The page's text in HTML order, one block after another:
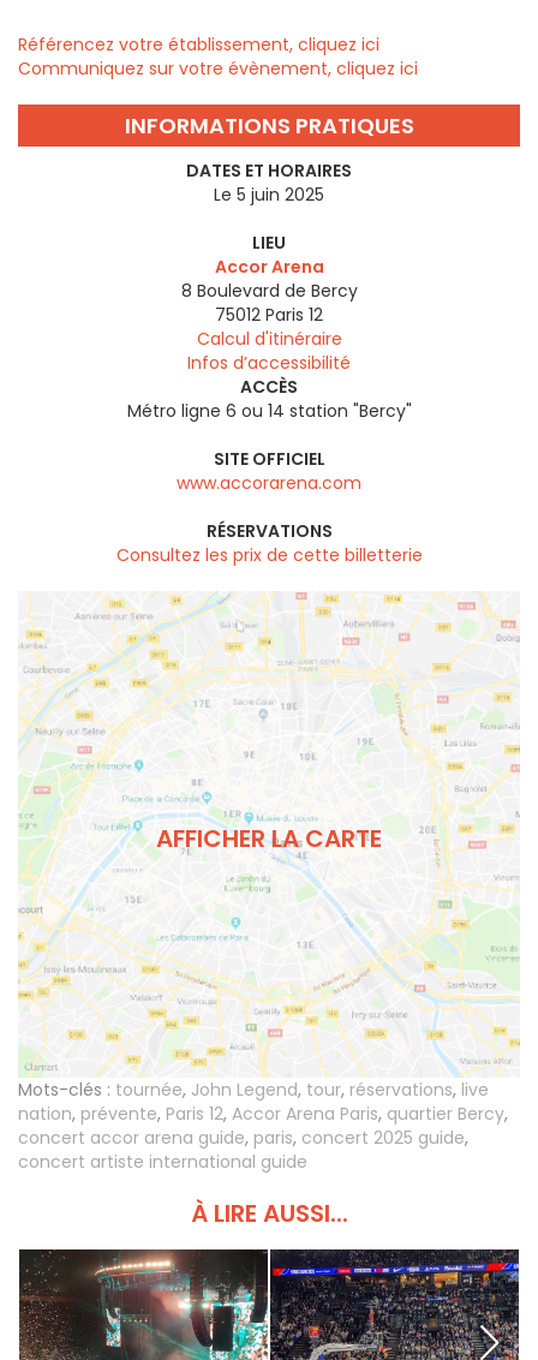
Référencez votre établissement, cliquez ici
Communiquez sur votre évènement, cliquez ici
INFORMATIONS PRATIQUES
DATES ET HORAIRES
Le 5 juin 2025
LIEU
Accor Arena
8 Boulevard de Bercy
75012 Paris 12
Calcul d'itinéraire
Infos d’accessibilité
ACCÈS
Métro ligne 6 ou 14 station "Bercy"
SITE OFFICIEL
www.accorarena.com
RÉSERVATIONS
Consultez les prix de cette billetterie
AFFICHER LA CARTE
Mots-clés : tournée, John Legend, tour, réservations, live
nation, prévente, Paris 12, Accor Arena Paris, quartier Bercy,
concert accor arena guide, paris, concert 2025 guide,
concert artiste international guide
À LIRE AUSSI...